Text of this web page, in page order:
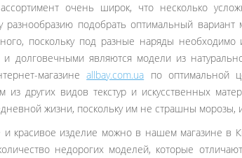
очень широк, что несколько
разнообразию подобрать оптимальный вариант
поскольку под разные наряды необходимо
долговечными являются модели из
магазинеallbay.com.ua по оптимальной
из других видов текстур и искусственных
жизни, поскольку им не страшны морозы,
и красивое изделие можно в нашем магазине в
недорогих моделей, которые